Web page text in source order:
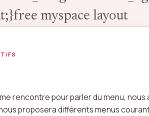
myspace layout
rencontre pour parler du menu,
proposera différents menus